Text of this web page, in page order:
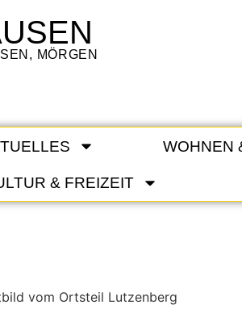
MÖRGEN
WOHNEN
& FREIZEIT